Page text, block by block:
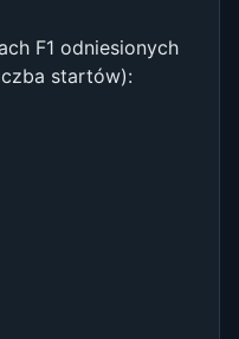
F1 odniesionych
startów):